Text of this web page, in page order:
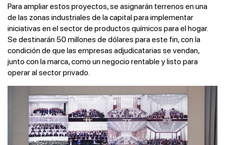
Para ampliar estos proyectos, se asignarán terrenos en una
de las zonas industriales de la capital para implementar
iniciativas en el sector de productos químicos para el hogar.
Se destinarán 50 millones de dólares para este fin, con la
condición de que las empresas adjudicatarias se vendan,
junto con la marca, como un negocio rentable y listo para
operar al sector privado.